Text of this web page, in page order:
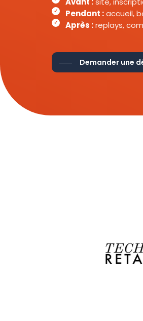
Pendant :accueil,
Après :replays,
Demander une